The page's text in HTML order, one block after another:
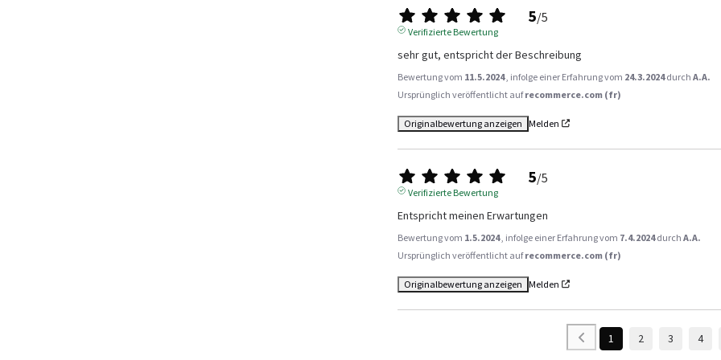
5/5
Verifizierte Bewertung
sehr gut, entspricht der Beschreibung
Bewertung vom 11.5.2024 , infolge einer Erfahrung vom 24.3.2024durchA.A.
Ursprünglich veröffentlicht aufrecommerce.com (fr)
Originalbewertung anzeigen Melden
5/5
Verifizierte Bewertung
Entspricht meinen Erwartungen
Bewertung vom 1.5.2024 , infolge einer Erfahrung vom 7.4.2024durchA.A.
Ursprünglich veröffentlicht aufrecommerce.com (fr)
Originalbewertung anzeigen Melden
1 2 3 4